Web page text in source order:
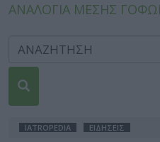
ΑΝΑΛΟΓΙΑ ΜΕΣΗΣ
IATROPEDIA ΕΙΔΗΣΕΙΣ